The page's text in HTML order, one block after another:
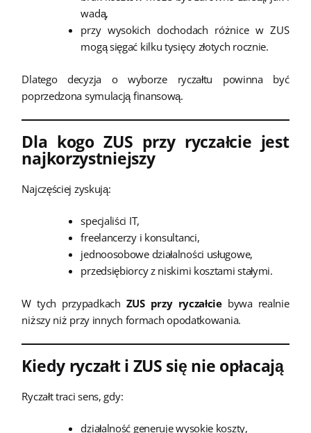
wadą,
przy wysokich dochodach różnice w ZUS
mogą sięgać kilku tysięcy złotych rocznie.
Dlatego decyzja o wyborze ryczałtu powinna być
poprzedzona symulacją finansową.
Dla kogo ZUS przy ryczałcie jest
najkorzystniejszy
Najczęściej zyskują:
specjaliści IT,
freelancerzy i konsultanci,
jednoosobowe działalności usługowe,
przedsiębiorcy z niskimi kosztami stałymi.
W tych przypadkach ZUS przy ryczałciebywa realnie
niższy niż przy innych formach opodatkowania.
Kiedy ryczałt i ZUS się nie opłacają
Ryczałt traci sens, gdy:
działalność generuje wysokie koszty,